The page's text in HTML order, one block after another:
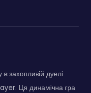
захопливій дуелі
Ця динамічна гра